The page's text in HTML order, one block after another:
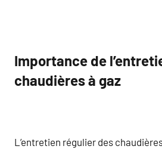
Importance de
chaudières à gaz
L’entretien régulier des